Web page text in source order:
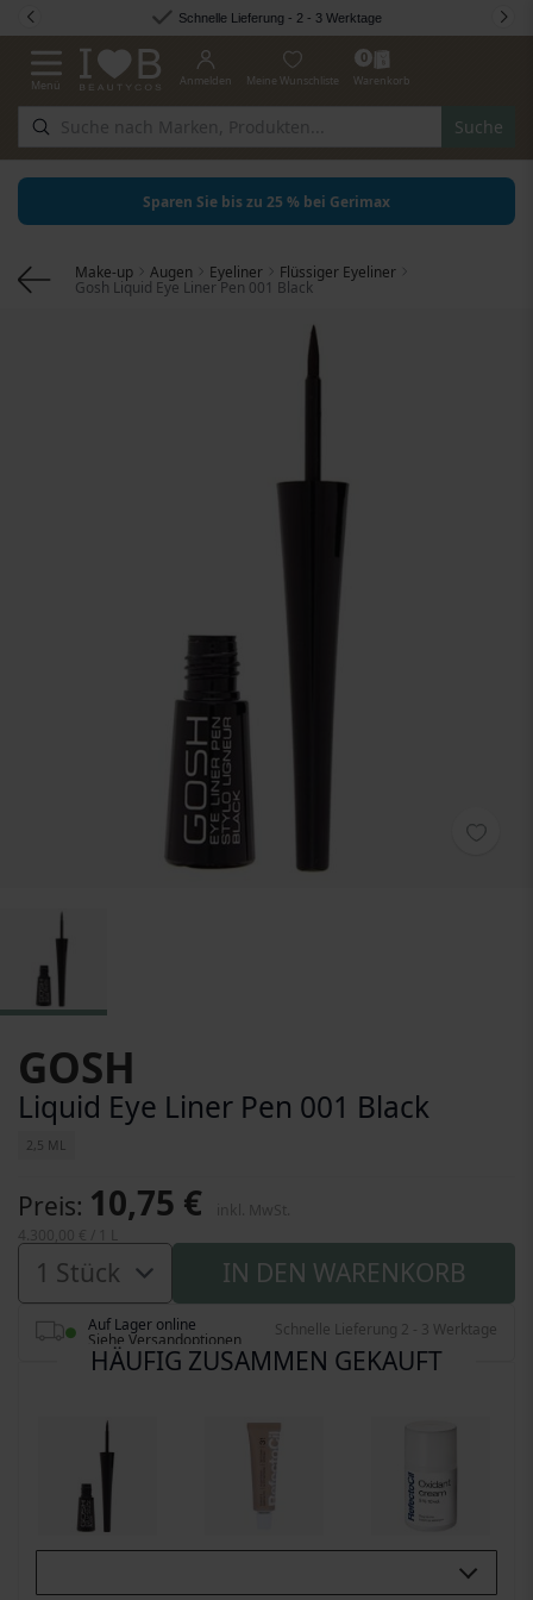
Zum Inhalt springen Schnelle Lieferung - 2 - 3 Werktage
Navigation umschalten
Menü
Suche
Anmelden Meine Wunschliste
0
Warenkorb
Sparen Sie bis zu 25 % bei Gerimax
Make-up Augen Eyeliner
Flüssiger Eyeliner
Gosh Liquid Eye Liner Pen 001 Black
GOSH
Liquid Eye Liner Pen 001 Black
2,5 ML
Preis 10,75 €
IN DEN WARENKORB
Auf Lager online
Siehe Versandoptionen
Schnelle Lieferung 2 - 3 Werktage
HÄUFIG ZUSAMMEN GEKAUFT